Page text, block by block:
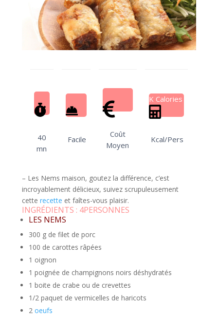
40
mn
Facile
Coût
Moyen
K Calories
Kcal/Pers
– Les Nems maison, goutez la différence, c’est
incroyablement délicieux, suivez scrupuleusement
cette recette et faîtes-vous plaisir.
INGRÉDIENTS : 4PERSONNES
LES NEMS
300 g de filet de porc
100 de carottes râpées
1 oignon
1 poignée de champignons noirs déshydratés
1 boite de crabe ou de crevettes
1/2 paquet de vermicelles de haricots
2 oeufs